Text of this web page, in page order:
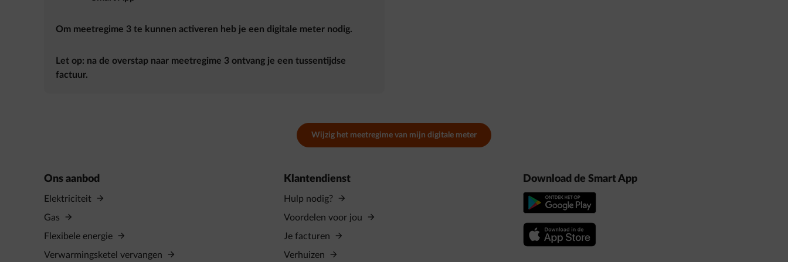
Om meetregime 3 te kunnen activeren heb je een digitale meter nodig.
Let op: na de overstap naar meetregime 3 ontvang je een tussentijdse
factuur.
Wijzig het meetregime van mijn digitale meter
Ons aanbod
Elektriciteit
Gas
Flexibele energie
Verwarmingsketel vervangen
Klantendienst
Hulp nodig?
Voordelen voor jou
Je facturen
Verhuizen
Download de Smart App